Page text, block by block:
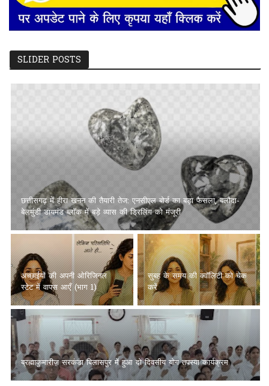
SLIDER POSTS
छत्तीसगढ़ में हीरा खनन की तैयारी तेज: एनसीएल बोर्ड का बड़ा फैसला, बलौदा-
बेलमुंडी डायमंड ब्लॉक में बड़े व्यास की ड्रिलिंग को मंजूरी
अच्छाईयों की अपनी ओरिजिनल
स्टेट में वापस आएँ (भाग 1)
सुबह के समय की क्वॉलिटी को चेक
करें
ब्रह्माकुमारीज़ सरकंडा बिलासपुर में हुआ दो दिवसीय योग तपस्या कार्यक्रम